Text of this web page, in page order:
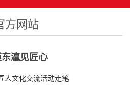
方网站
灜见匠心
文化交流活动走笔